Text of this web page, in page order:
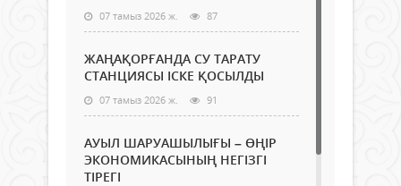
07 тамыз 2026 ж. 87
ЖАҢАҚОРҒАНДА СУ ТАРАТУ
СТАНЦИЯСЫ ІСКЕ ҚОСЫЛДЫ
07 тамыз 2026 ж. 91
АУЫЛ ШАРУАШЫЛЫҒЫ – ӨҢІР
ЭКОНОМИКАСЫНЫҢ НЕГІЗГІ
ТІРЕГІ